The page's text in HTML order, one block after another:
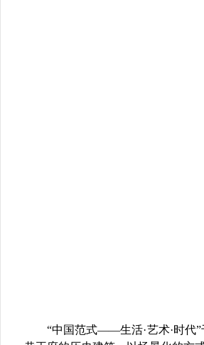
“中国范式——生活·艺术·时代”